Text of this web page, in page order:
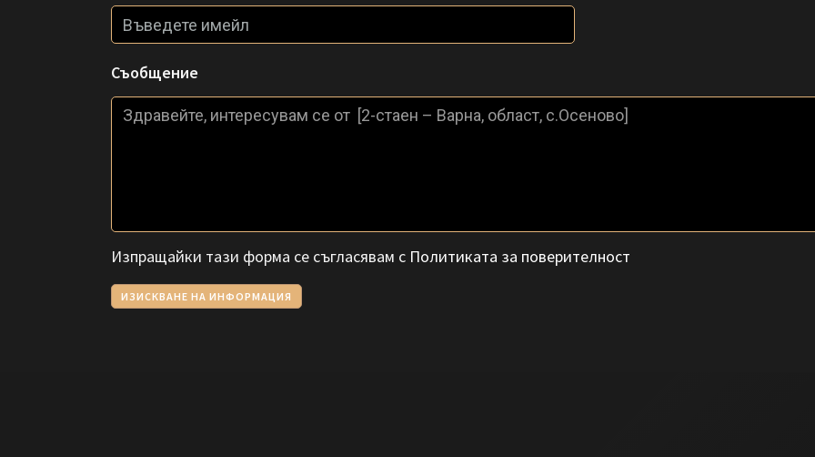
Съобщение
Изпращайки тази форма се съгласявам с Политиката за поверителност
ИЗИСКВАНЕ НА ИНФОРМАЦИЯ